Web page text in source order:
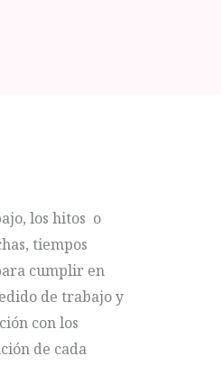
los hitos o
tiempos
cumplir en
de trabajo y
con los
de cada